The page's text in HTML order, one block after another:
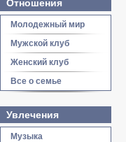
Отношения
Молодежный мир
Мужской клуб
Женский клуб
Все о семье
Увлечения
Музыка